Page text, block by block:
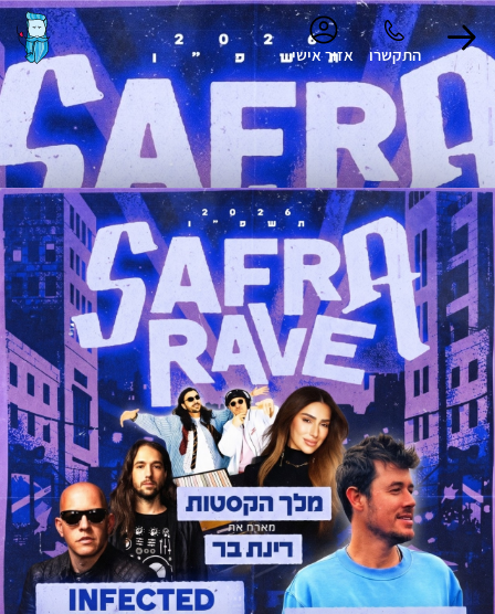
נגישות
התקשרו אזור אישי
הפרופיל שלי
התנתק